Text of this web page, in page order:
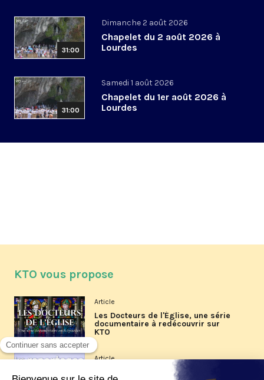
31:00
Dimanche 2 août 2026
Chapelet du 2 août 2026 à
Lourdes
31:00
Samedi 1 août 2026
Chapelet du 1er août 2026 à
Lourdes
KTO vous propose
Article
Les Docteurs de l'Église, une série
documentaire à redécouvrir sur
KTO
Article
Les reportages d'été 2026 de KTO